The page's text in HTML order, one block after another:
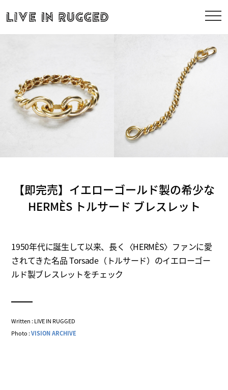
【即完売】イエローゴールド製の希少な
HERMÈS トルサード ブレスレット
1950年代に誕生して以来、長く〈HERMÈS〉ファンに愛
されてきた名品 Torsade（トルサード）のイエローゴー
ルド製ブレスレットをチェック
Written : LIVE IN RUGGED
Photo :VISION ARCHIVE